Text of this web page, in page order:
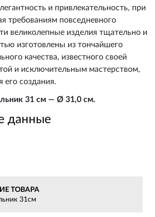
и привлекательность, при
требованиям повседневного
великолепные изделия тщательно и
изготовлены из тончайшего
качества, известного своей
и исключительным мастерством,
создания.
31 см — Ø 31,0 см.
данные
ТОВАРА
31см